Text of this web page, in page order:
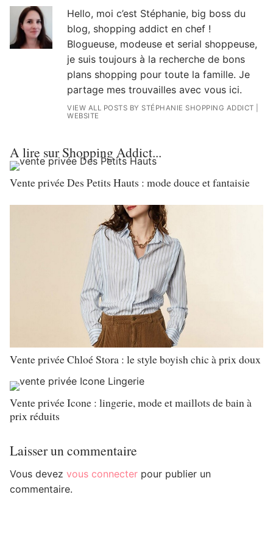
Hello, moi c’est Stéphanie, big boss du
blog, shopping addict en chef !
Blogueuse, modeuse et serial shoppeuse,
je suis toujours à la recherche de bons
plans shopping pour toute la famille. Je
partage mes trouvailles avec vous ici.
VIEW ALL POSTS BY STÉPHANIE SHOPPING ADDICT
WEBSITE
A lire sur Shopping Addict...
Vente privée Des Petits Hauts : mode douce et fantaisie
Vente privée Chloé Stora : le style boyish chic à prix doux
Vente privée Icone : lingerie, mode et maillots de bain à
prix réduits
Laisser un commentaire
Vous devez vous connecter pour publier un
commentaire.